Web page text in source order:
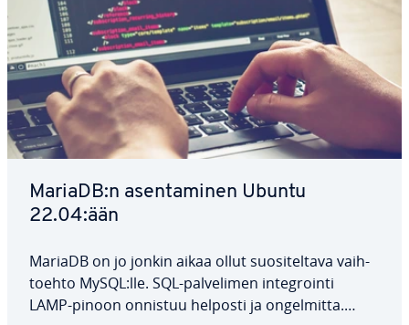
MariaDB:n asen­ta­mi­nen Ubuntu
22.04:ään
MariaDB on jo jonkin aikaa ollut suo­si­tel­ta­va vaih­
toeh­to MySQL:lle. SQL-pal­ve­li­men in­tegroin­ti
LAMP-pinoon onnistuu helposti ja on­gel­mit­ta.